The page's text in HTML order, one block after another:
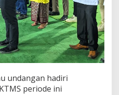
undangan hadiri
periode ini